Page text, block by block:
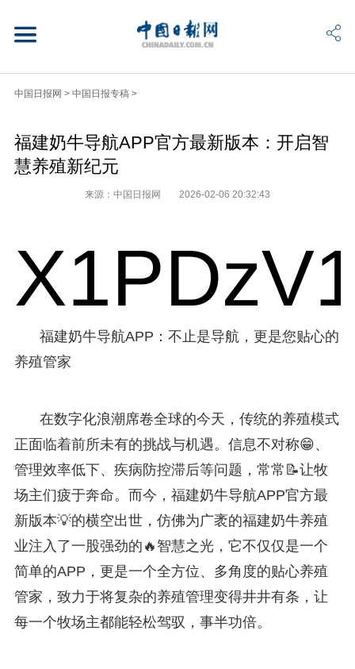
中国日报网 > 中国日报专稿 >
福建奶牛导航APP官方最新版本：开启智
慧养殖新纪元
来源：中国日报网 2026-02-06 20:32:43
福建奶牛导航APP：不止是导航，更是您贴心的
养殖管家
在数字化浪潮席卷全球的今天，传统的养殖模式
正面临着前所未有的挑战与机遇。信息不对称😁、
管理效率低下、疾病防控滞后等问题，常常📝让牧
场主们疲于奔命。而今，福建奶牛导航APP官方最
新版本💡的横空出世，仿佛为广袤的福建奶牛养殖
业注入了一股强劲的🔥智慧之光，它不仅仅是一个
简单的APP，更是一个全方位、多角度的贴心养殖
管家，致力于将复杂的养殖管理变得井井有条，让
每一个牧场主都能轻松驾驭，事半功倍。